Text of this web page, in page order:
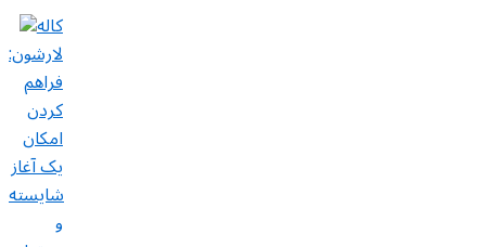
کاله
لارشون:
فراهم
کردن
امکان
یک آغاز
شایسته
و